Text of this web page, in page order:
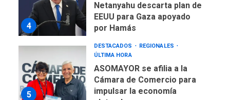
4
EEUU para Gaza apoyado
por Hamás
5
ÚLTIMA HORA
ASOMAYOR se afilia a la
Cámara de Comercio para
impulsar la economía
plateada